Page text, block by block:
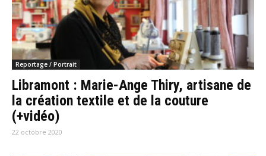
Reportage / Portrait
Libramont : Marie-Ange Thiry, artisane de
la création textile et de la couture
(+vidéo)
22 octobre 2020